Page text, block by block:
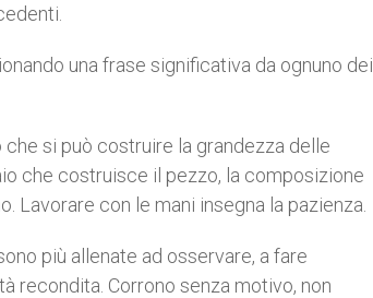
una frase significativa da ognuno dei
si può costruire la grandezza delle
che costruisce il pezzo, la composizione
Lavorare con le mani insegna la pazienza.
più allenate ad osservare, a fare
recondita. Corrono senza motivo, non